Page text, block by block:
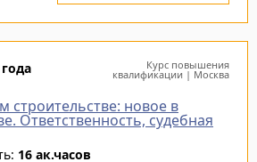
Курс повышения
квалификации | Москва
строительстве: новое в
Ответственность, судебная
16 ак.часов